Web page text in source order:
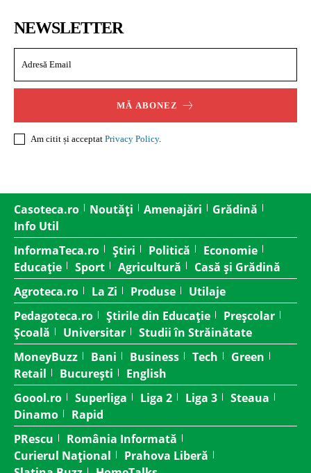
NEWSLETTER
MĂ ABONEZ
Am citit și acceptat Privacy Policy.
Casoteca.ro Noutăți Amenajări
Grădină
Info Util
InformaTeca.ro
Știri Politică
Economie
Educație
Sport Agricultură
Casă și Grădină
Agroteca.ro
La Zi Produse
Utilaje
Pedagoteca.ro
Știrile din Educație
Preșcolar
Școală
Universitar
Studii în Străinătate
MoneyBuzz
Bani Business Tech
Green
Retail
București
English
Goool.ro
Superliga Liga 2 Liga 3
Steaua
Dinamo
Rapid
PRescu
România Informată
Curierul Național
Prahova Liberă